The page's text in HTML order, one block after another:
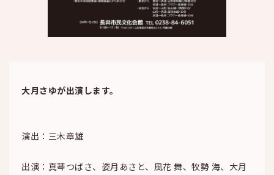
大月さゆが出演します。
演出：三木章雄
出演：真琴つばさ、姿月あさと、風花 舞、牧勢 海、大月